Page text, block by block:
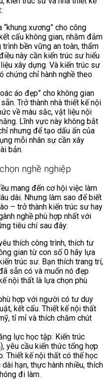
xương” cho công
cấu không gian, nhằm đảm
bền vững an toàn, thẩm
này cần kiến trúc sư hiểu
xây dựng. Và kiến trúc sư
chứng chỉ hành nghề theo
áo đẹp” cho không gian
Trở thành nhà thiết kế nội
về màu sắc, vật liệu nội
Lĩnh vực này không bắt
nhưng để tạo dấu ấn của
mỗi nhân sự cần xây
bản.
nghề nghiệp
mang đến cơ hội việc làm
dài. Nhưng làm sao để biết
– trở thành kiến trúc sư hay
nghề phù hợp nhất với
tiêu chí sau đây:
thích công trình, thích tư
gian từ con số 0 hãy lựa
trúc sư. Bạn thích trang trí,
sẵn có và muốn nó đẹp
nội thất là lựa chọn phù
hợp với người có tư duy
kết cấu. Thiết kế nội thất
tỉ mỉ và thích chăm chút
lực học tập: Kiến trúc
yêu cầu kiến thức tổng hợp
Thiết kế nội thất có thể học
hạn, thực hành nhiều, thích
đi làm.